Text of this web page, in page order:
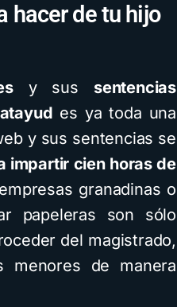
hacer de tu hijo
y sus sentencias
es ya toda una
y sus sentencias se
impartir cien horas de
granadinas o
papeleras son sólo
del magistrado,
de manera